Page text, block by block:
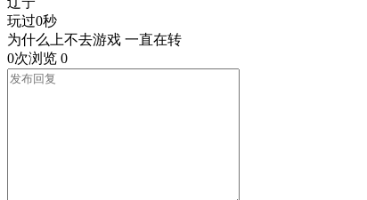
玩过0秒
为什么上不去游戏 一直在转
0次浏览 0